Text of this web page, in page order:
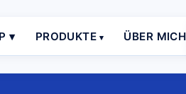
▾ PRODUKTE ÜBER MICH